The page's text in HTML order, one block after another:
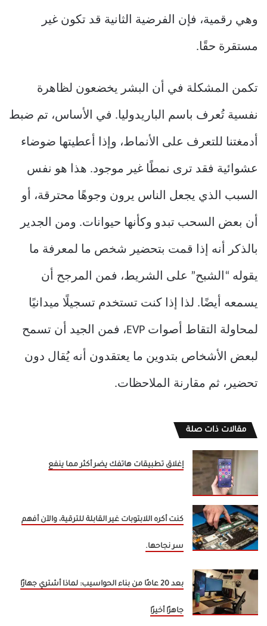
وهي رقمية، فإن الفرضية الثانية قد تكون غير
مستقرة حقًا.
تكمن المشكلة في أن البشر يخضعون لظاهرة
نفسية تُعرف باسم الباريدوليا. في الأساس، تم ضبط
أدمغتنا للتعرف على الأنماط، وإذا أعطيتها ضوضاء
عشوائية فقد ترى نمطًا غير موجود. هذا هو نفس
السبب الذي يجعل الناس يرون وجوهًا محترقة، أو
أن بعض السحب تبدو وكأنها حيوانات. ومن الجدير
بالذكر أنه إذا قمت بتحضير شخص ما لمعرفة ما
يقوله “الشبح” على الشريط، فمن المرجح أن
يسمعه أيضًا. لذا إذا كنت تستخدم تسجيلًا ميدانيًا
لمحاولة التقاط أصوات EVP، فمن الجيد أن تسمح
لبعض الأشخاص بتدوين ما يعتقدون أنه يُقال دون
تحضير، ثم مقارنة الملاحظات.
مقالات ذات صلة
إغلاق تطبيقات هاتفك يضر أكثر مما ينفع
كنت أكره اللابتوبات غير القابلة للترقية، والآن أفهم
سر نجاحها.
بعد 20 عامًا من بناء الحواسيب: لماذا أشتري جهازًا
جاهزًا أخيرًا